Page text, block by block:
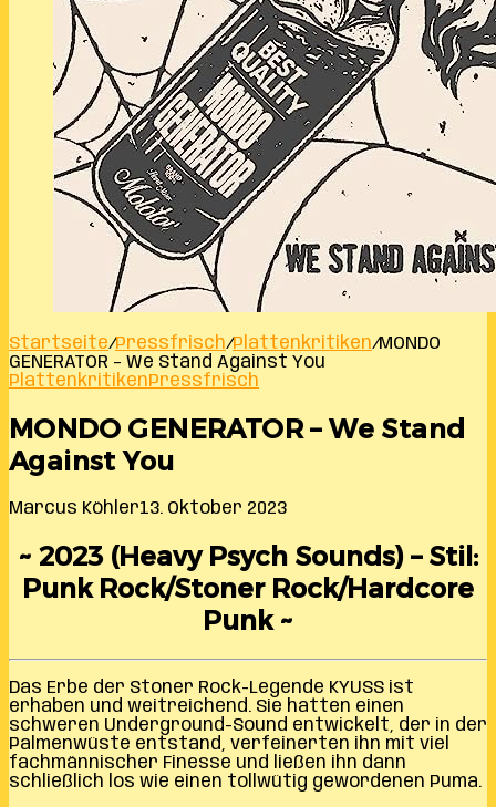
Startseite/Pressfrisch/Plattenkritiken/MONDO
GENERATOR – We Stand Against You
PlattenkritikenPressfrisch
MONDO GENERATOR – We Stand
Against You
Marcus Köhler13. Oktober 2023
~ 2023 (Heavy Psych Sounds) – Stil:
Punk Rock/Stoner Rock/Hardcore
Punk ~
Das Erbe der Stoner Rock-Legende KYUSS ist
erhaben und weitreichend. Sie hatten einen
schweren Underground-Sound entwickelt, der in der
Palmenwüste entstand, verfeinerten ihn mit viel
fachmännischer Finesse und ließen ihn dann
schließlich los wie einen tollwütig gewordenen Puma.